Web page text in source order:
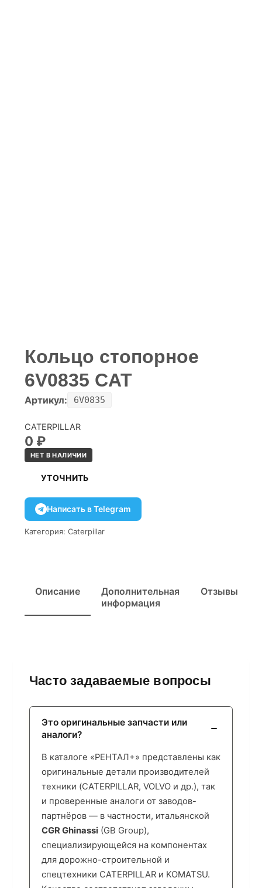
Кольцо стопорное
6V0835 CAT
Артикул: 6V0835
CATERPILLAR
0 ₽
НЕТ В НАЛИЧИИ
УТОЧНИТЬ
Написать в Telegram
Категория: Caterpillar
Описание
Дополнительная
информация
Отзывы
Часто задаваемые вопросы
Это оригинальные запчасти или
аналоги?
В каталоге «РЕНТАЛ+» представлены как
оригинальные детали производителей
техники (CATERPILLAR, VOLVO и др.), так
и проверенные аналоги от заводов-
партнёров — в частности, итальянской
CGR Ghinassi (GB Group),
специализирующейся на компонентах
для дорожно-строительной и
спецтехники CATERPILLAR и KOMATSU.